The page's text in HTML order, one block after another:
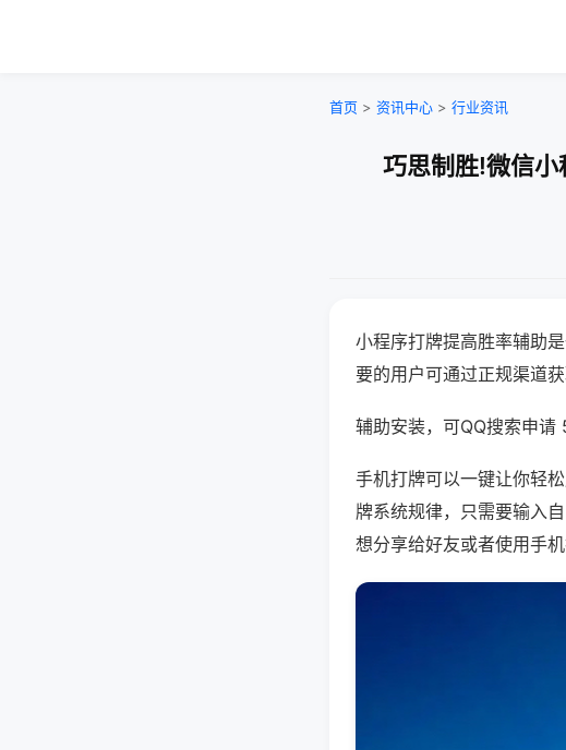
首页 > 资讯中心 > 行业资讯
巧思制胜!微信
小程序打牌提高胜率辅助
要的用户可通过正规渠道获
辅助安装，可QQ搜索申
手机打牌可以一键让你轻
牌系统规律，只需要输入
想分享给好友或者使用手